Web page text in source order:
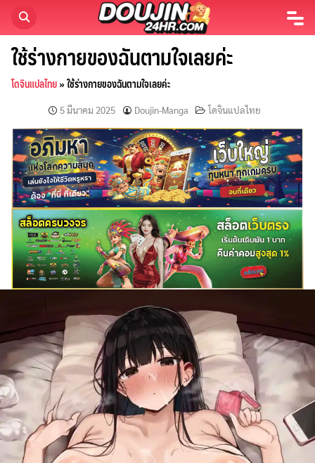
content
ใช้ร่างกายของฉันตามใจเลยค่ะ
โดจินแปลไทย»ใช้ร่างกายของฉันตามใจเลยค่ะ
5 มีนาคม 2025 Doujin-Manga โดจินแปลไทย